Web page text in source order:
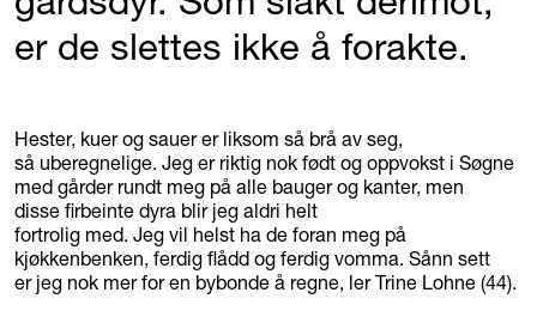
er de slettes ikke å forakte.
Hester, kuer og sauer er liksom så brå av seg,
så uberegnelige. Jeg er riktig nok født og oppvokst i Søgne
med gårder rundt meg på alle bauger og kanter, men
disse firbeinte dyra blir jeg aldri helt
fortrolig med. Jeg vil helst ha de foran meg på
kjøkkenbenken, ferdig flådd og ferdig vomma. Sånn sett
er jeg nok mer for en bybonde å regne, ler Trine Lohne (44).